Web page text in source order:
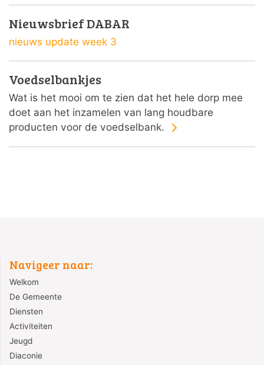
Nieuwsbrief DABAR
nieuws update week 3
Voedselbankjes
Wat is het mooi om te zien dat het hele dorp mee
doet aan het inzamelen van lang houdbare
producten voor de voedselbank.
Navigeer naar:
Welkom
De Gemeente
Diensten
Activiteiten
Jeugd
Diaconie